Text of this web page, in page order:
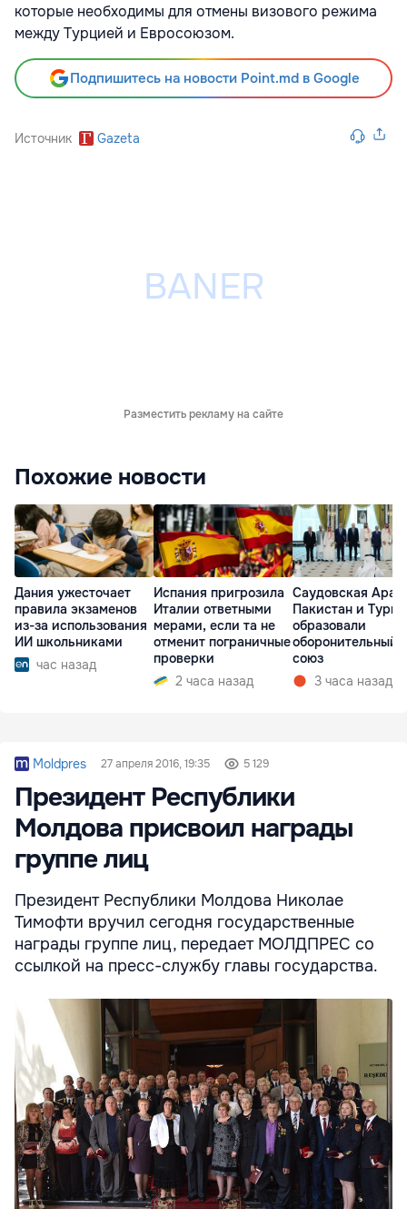
которые необходимы для отмены визового режима
между Турцией и Евросоюзом.
Подпишитесь на новости Point.md в Google
Источник Gazeta
Разместить рекламу на сайте
Похожие новости
Дания ужесточает
правила экзаменов
из-за использования
ИИ школьниками
час назад
Испания пригрозила
Италии ответными
мерами, если та не
отменит пограничные
проверки
2 часа назад
Саудовская
Пакистан и
образовали
оборонительный
союз
3 часа назад
Moldpres 27 апреля 2016, 19:35 5 129
Президент Республики
Молдова присвоил награды
группе лиц
Президент Республики Молдова Николае
Тимофти вручил сегодня государственные
награды группе лиц, передает МОЛДПРЕС со
ссылкой на пресс-службу главы государства.